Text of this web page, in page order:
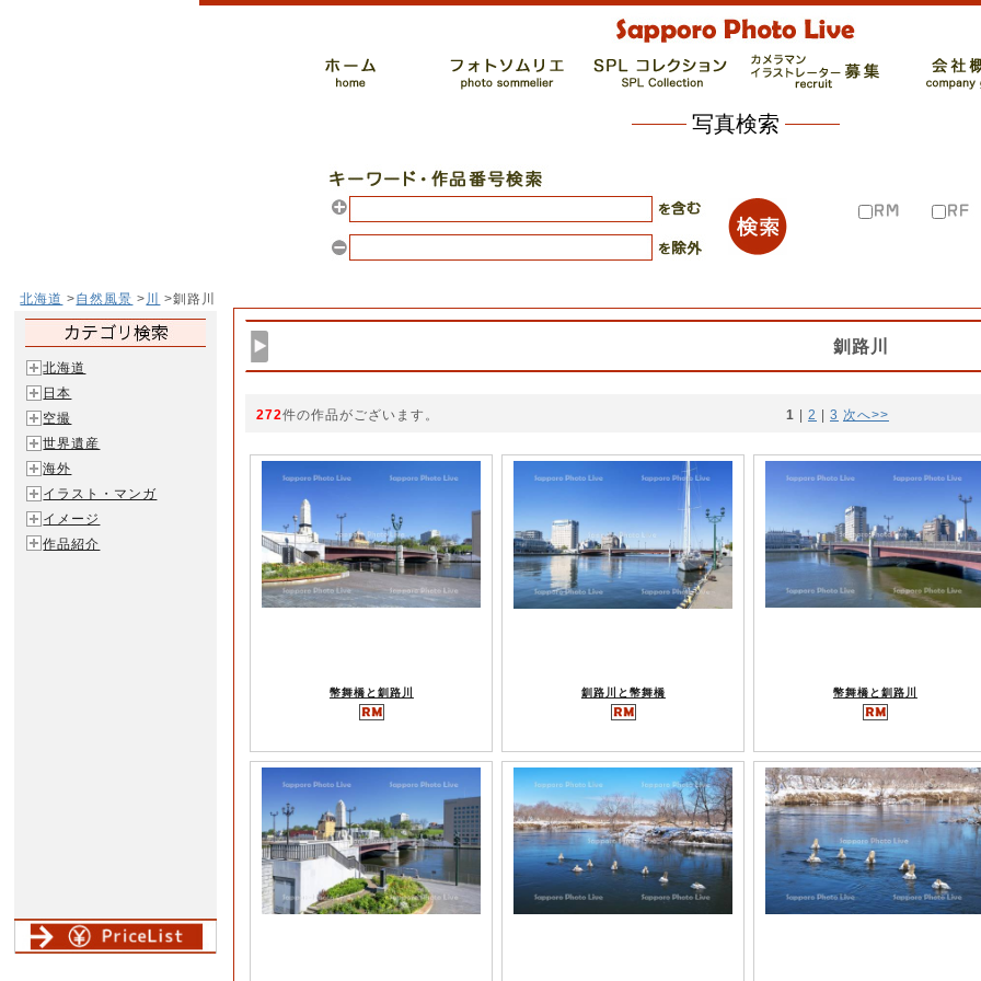
写真検索
北海道 >自然風景 > 川 >釧路川
釧路川
272件の作品がございます。 1 | 2 | 3 次へ>>
幣舞橋と釧路川 釧路川と幣舞橋 幣舞橋と釧路川
北海道
日本
空撮
世界遺産
海外
イラスト・マンガ
イメージ
作品紹介